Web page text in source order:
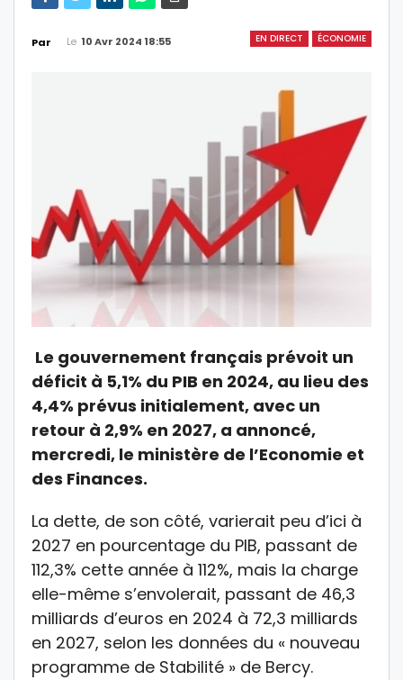
EN DIRECT ÉCONOMIE
Par Le 10 Avr 2024 18:55
Le gouvernement français prévoit un
déficit à 5,1% du PIB en 2024, au lieu des
4,4% prévus initialement, avec un
retour à 2,9% en 2027, a annoncé,
mercredi, le ministère de l’Economie et
des Finances.
La dette, de son côté, varierait peu d’ici à
2027 en pourcentage du PIB, passant de
112,3% cette année à 112%, mais la charge
elle-même s’envolerait, passant de 46,3
milliards d’euros en 2024 à 72,3 milliards
en 2027, selon les données du « nouveau
programme de Stabilité » de Bercy.